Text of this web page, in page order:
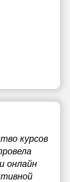
курсов
онлайн